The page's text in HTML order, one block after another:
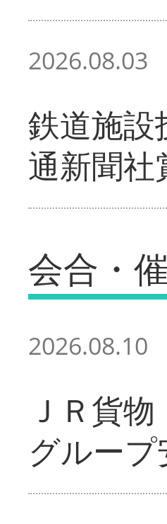
2026.08.03
鉄道施
通新聞社
会合・
2026.08.10
ＪＲ貨
グルー